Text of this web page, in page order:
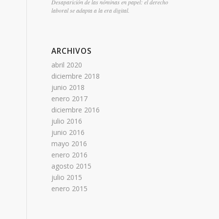
Desaparición de las nóminas en papel: el derecho
laboral se adapta a la era digital.
ARCHIVOS
abril 2020
diciembre 2018
junio 2018
enero 2017
diciembre 2016
julio 2016
junio 2016
mayo 2016
enero 2016
agosto 2015
julio 2015
enero 2015